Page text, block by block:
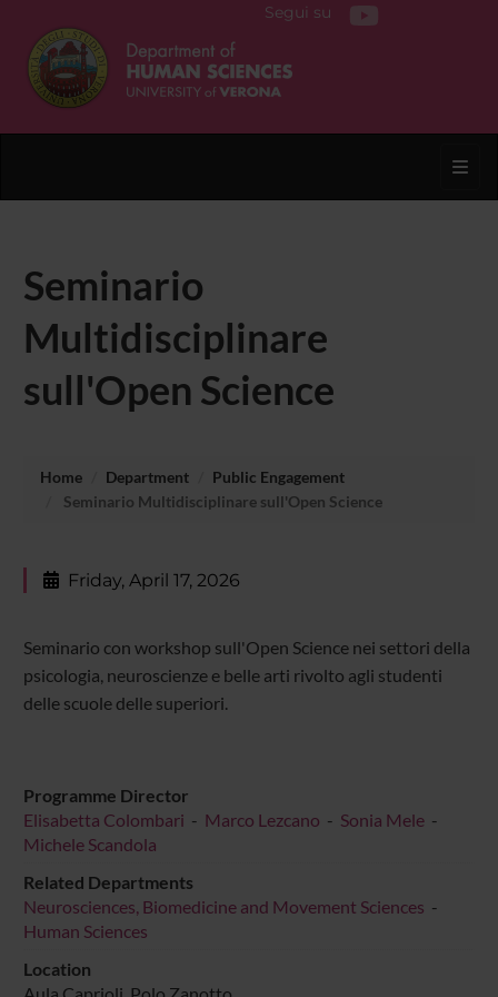
Segui su
Seminario
Multidisciplinare
sull'Open Science
Home Department
Public Engagement
Seminario Multidisciplinare sull'Open Science
Friday, April 17, 2026
Seminario con workshop sull'Open Science nei settori della
psicologia, neuroscienze e belle arti rivolto agli studenti
delle scuole delle superiori.
Programme Director
Elisabetta Colombari - Marco Lezcano - Sonia Mele -
Michele Scandola
Related Departments
Neurosciences, Biomedicine and Movement Sciences -
Human Sciences
Location